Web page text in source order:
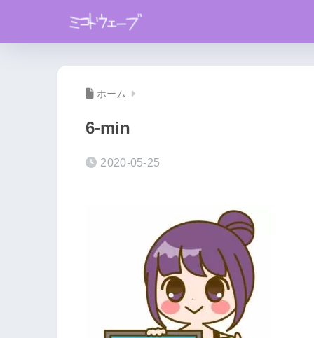
ホーム
6-min
2020-05-25